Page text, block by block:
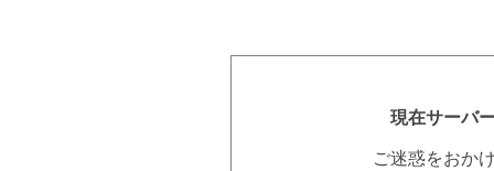
現在サーバ
ご迷惑をおか